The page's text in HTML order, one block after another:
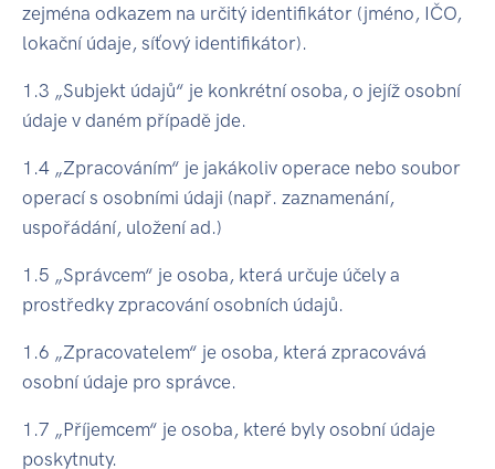
zejména odkazem na určitý identifikátor (jméno, IČO,
lokační údaje, síťový identifikátor).
1.3 „Subjekt údajů“ je konkrétní osoba, o jejíž osobní
údaje v daném případě jde.
1.4 „Zpracováním“ je jakákoliv operace nebo soubor
operací s osobními údaji (např. zaznamenání,
uspořádání, uložení ad.)
1.5 „Správcem“ je osoba, která určuje účely a
prostředky zpracování osobních údajů.
1.6 „Zpracovatelem“ je osoba, která zpracovává
osobní údaje pro správce.
1.7 „Příjemcem“ je osoba, které byly osobní údaje
poskytnuty.